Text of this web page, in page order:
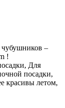
–
!
Для
посадки,
красивы летом,